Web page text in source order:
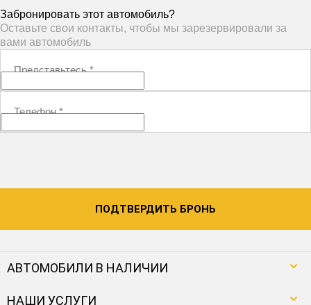
Забронировать этот автомобиль?
Оставьте свои контакты, чтобы мы зарезервировали за
вами автомобиль
Представьтесь*
Телефон*
ПОДТВЕРДИТЬ БРОНЬ
АВТОМОБИЛИ В НАЛИЧИИ
НАШИ УСЛУГИ